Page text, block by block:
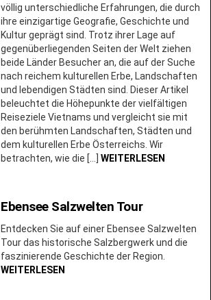
völlig unterschiedliche Erfahrungen, die durch
ihre einzigartige Geografie, Geschichte und
Kultur geprägt sind. Trotz ihrer Lage auf
gegenüberliegenden Seiten der Welt ziehen
beide Länder Besucher an, die auf der Suche
nach reichem kulturellen Erbe, Landschaften
und lebendigen Städten sind. Dieser Artikel
beleuchtet die Höhepunkte der vielfältigen
Reiseziele Vietnams und vergleicht sie mit
den berühmten Landschaften, Städten und
dem kulturellen Erbe Österreichs. Wir
betrachten, wie die […] WEITERLESEN
Ebensee Salzwelten Tour
Entdecken Sie auf einer Ebensee Salzwelten
Tour das historische Salzbergwerk und die
faszinierende Geschichte der Region.
WEITERLESEN